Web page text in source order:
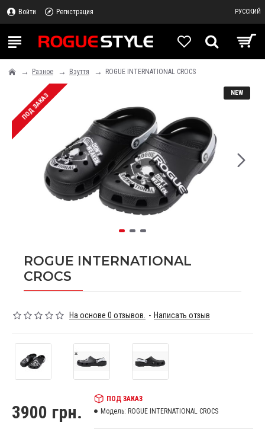
Войти Регистрация РУССКИЙ
Разное Взуття ROGUE INTERNATIONAL CROCS
NEW
ПОД ЗАКАЗ
ROGUE INTERNATIONAL
CROCS
На основе 0 отзывов. - Написать отзыв
3900 грн.
ПОД ЗАКАЗ
Модель: ROGUE INTERNATIONAL CROCS